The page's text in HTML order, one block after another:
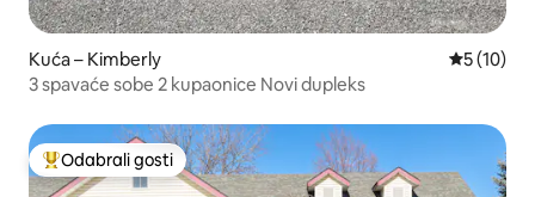
Kuća – Kimberly Prosječna
5 (10)
3 spavaće sobe 2 kupaonice Novi dupleks
Među najviše rangiranima s oznakom „Odabrali gosti”
Odabrali gosti